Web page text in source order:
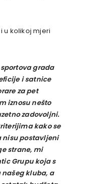
u kolikoj mjeri
grada
i satnice
za pet
iznosu nešto
zadovoljni.
kako se
nisu postavljeni
strane, mi
Grupu koja s
kluba, a